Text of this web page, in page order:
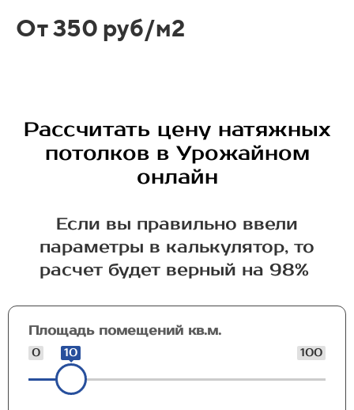
От 350 руб/м2
Рассчитать цену натяжных
потолков в Урожайном
онлайн
Если вы правильно ввели
параметры в калькулятор, то
расчет будет верный на 98%
Площадь помещений кв.м.
0 100
10